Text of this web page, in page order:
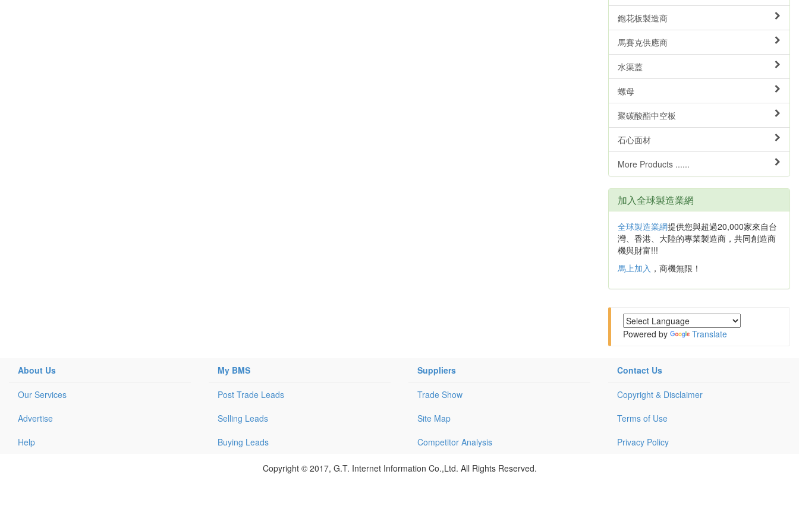
鉋花板製造商
馬賽克供應商
水渠蓋
螺母
聚碳酸酯中空板
石心面材
More Products ......
加入全球製造業網
全球製造業網提供您與超過20,000家來自台
灣、香港、大陸的專業製造商，共同創造商
機與財富!!!
馬上加入 ，商機無限！
Powered by Translate
About Us
Our Services
Advertise
Help
My BMS
Post Trade Leads
Selling Leads
Buying Leads
Suppliers
Trade Show
Site Map
Competitor Analysis
Contact Us
Copyright & Disclaimer
Terms of Use
Privacy Policy
Copyright © 2017, G.T. Internet Information Co.,Ltd. All Rights Reserved.